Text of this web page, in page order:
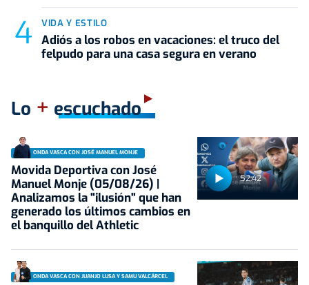
VIDA Y ESTILO
Adiós a los robos en vacaciones: el truco del
felpudo para una casa segura en verano
Lo + escuchado
52:42
ONDA VASCA CON JOSÉ MANUEL MONJE
Movida Deportiva con José
Manuel Monje (05/08/26) |
Analizamos la "ilusión" que han
generado los últimos cambios en
el banquillo del Athletic
ONDA VASCA CON JUANJO LUSA Y SAMU VALCÁRCEL